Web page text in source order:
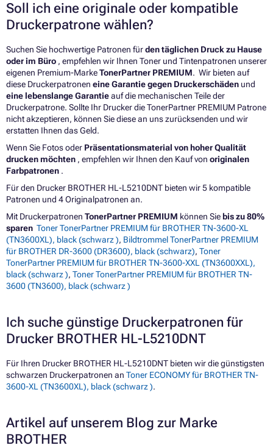
Soll ich eine originale oder kompatible
Druckerpatrone wählen?
Suchen Sie hochwertige Patronen fürden täglichen Druck zu Hause
oder im Büro , empfehlen wir Ihnen Toner und Tintenpatronen unserer
eigenen Premium-MarkeTonerPartner PREMIUM. Wir bieten auf
diese Druckerpatronen eine Garantie gegen Druckerschäden und
eine lebenslange Garantieauf die mechanischen Teile der
Druckerpatrone. Sollte Ihr Drucker die TonerPartner PREMIUM Patrone
nicht akzeptieren, können Sie diese an uns zurücksenden und wir
erstatten Ihnen das Geld.
Wenn Sie Fotos oder Präsentationsmaterial von hoher Qualität
drucken möchten , empfehlen wir Ihnen den Kauf von originalen
Farbpatronen .
Für den Drucker BROTHER HL-L5210DNT bieten wir 5 kompatible
Patronen und 4 Originalpatronen an.
Mit Druckerpatronen TonerPartner PREMIUM können Sie bis zu 80%
sparen Toner TonerPartner PREMIUM für BROTHER TN-3600-XL
(TN3600XL), black (schwarz ), Bildtrommel TonerPartner PREMIUM
für BROTHER DR-3600 (DR3600), black (schwarz), Toner
TonerPartner PREMIUM für BROTHER TN-3600-XXL (TN3600XXL),
black (schwarz ), Toner TonerPartner PREMIUM für BROTHER TN-
3600 (TN3600), black (schwarz )
Ich suche günstige Druckerpatronen für
Drucker BROTHER HL-L5210DNT
Für Ihren Drucker BROTHER HL-L5210DNT bieten wir die günstigsten
schwarzen Druckerpatronen an Toner ECONOMY für BROTHER TN-
3600-XL (TN3600XL), black (schwarz ).
Artikel auf unserem Blog zur Marke
BROTHER